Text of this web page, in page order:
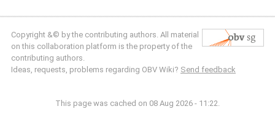
Copyright &© by the contributing authors. All material
on this collaboration platform is the property of the
contributing authors.
Ideas, requests, problems regarding OBV Wiki? Send feedback
This page was cached on 08 Aug 2026 - 11:22.